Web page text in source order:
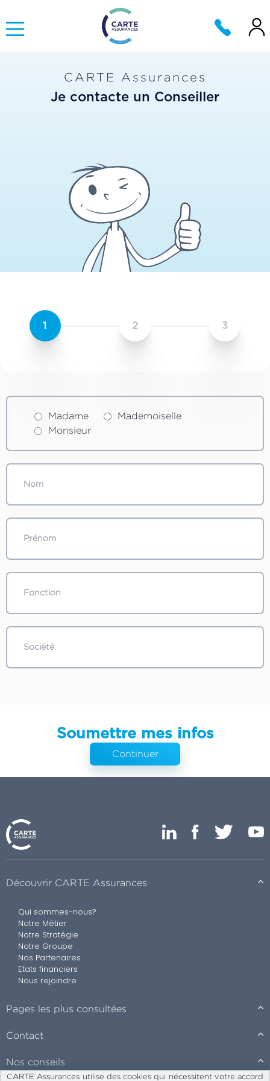
CARTE Assurances
Je contacte un Conseiller
1 2 3
Madame
Mademoiselle
Monsieur
Soumettre mes infos
Continuer
Découvrir CARTE Assurances
Qui sommes-nous?
Notre Métier
Notre Stratégie
Notre Groupe
Nos Partenaires
Etats financiers
Nous rejoindre
Pages les plus consultées
Contact
Nos conseils
CARTE Assurances utilise des cookies qui nécessitent votre accord